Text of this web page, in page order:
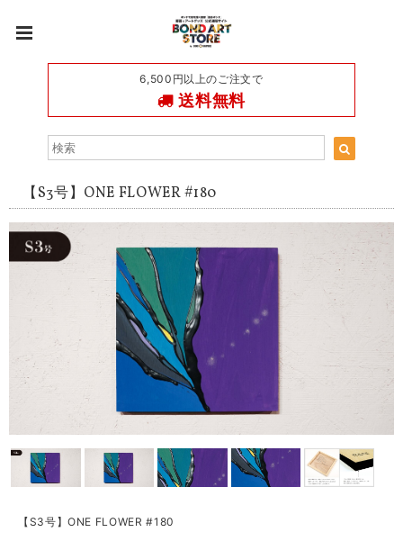
6,500円以上のご注文で
送料無料
【S3号】ONE FLOWER #180
【S3号】ONE FLOWER #180